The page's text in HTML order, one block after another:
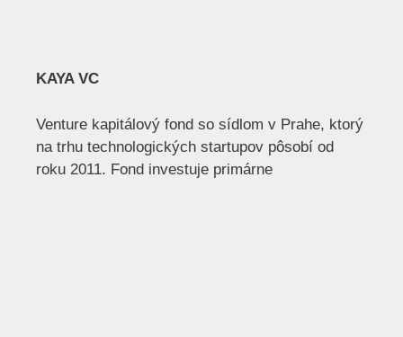
KAYA VC
Venture kapitálový fond so sídlom v Prahe, ktorý
na trhu technologických startupov pôsobí od
roku 2011. Fond investuje primárne